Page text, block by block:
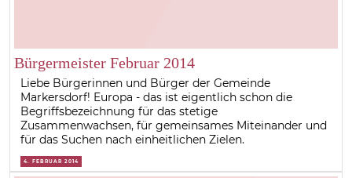
Bürgermeister Februar 2014
Liebe Bürgerinnen und Bürger der Gemeinde
Markersdorf! Europa - das ist eigentlich schon die
Begriffsbezeichnung für das stetige
Zusammenwachsen, für gemeinsames Miteinander und
für das Suchen nach einheitlichen Zielen.
4. FEBRUAR 2014